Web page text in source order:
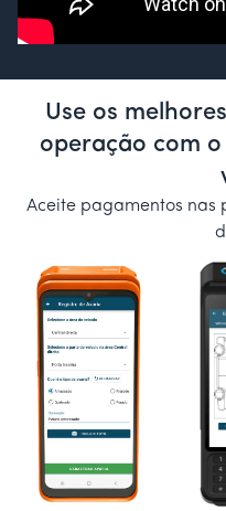
Use os
operação com
Aceite pagamentos nas